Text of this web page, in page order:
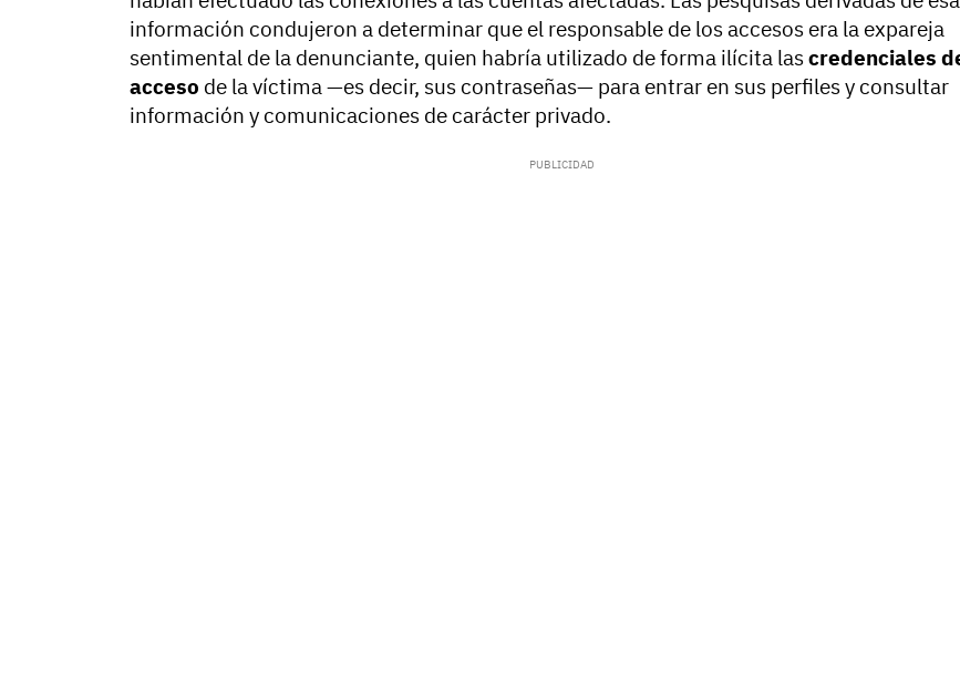
información condujeron a determinar que el responsable de los accesos era la expareja
sentimental de la denunciante, quien habría utilizado de forma ilícita lascredenciales
acceso de la víctima —es decir, sus contraseñas— para entrar en sus perfiles y consultar
información y comunicaciones de carácter privado.